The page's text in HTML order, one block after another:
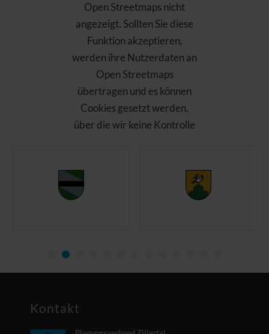
Open Streetmaps nicht
angezeigt. Sollten Sie diese
Funktion akzeptieren,
werden ihre Nutzerdaten an
Open Streetmaps
übertragen und es können
Cookies gesetzt werden,
über die wir keine Kontrolle
Kontakt